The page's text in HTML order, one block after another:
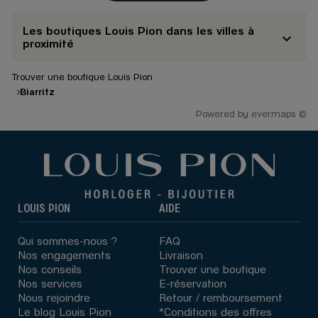
Les boutiques Louis Pion dans les villes à
proximité
Trouver une boutique Louis Pion
Biarritz
Powered by evermaps ©
LOUIS PION
Qui sommes-nous ?
Nos engagements
Nos conseils
Nos services
Nous rejoindre
Le blog Louis Pion
AIDE
FAQ
Livraison
Trouver une boutique
E-réservation
Retour / remboursement
*Conditions des offres